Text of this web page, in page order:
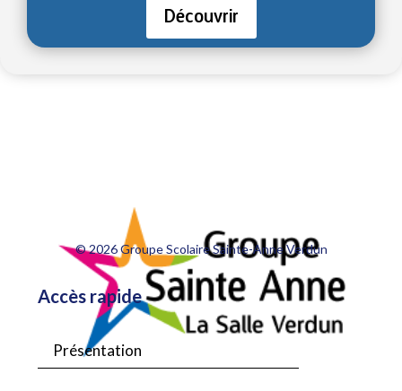
Découvrir
© 2026 Groupe Scolaire Sainte-Anne Verdun
Accès rapide
Présentation